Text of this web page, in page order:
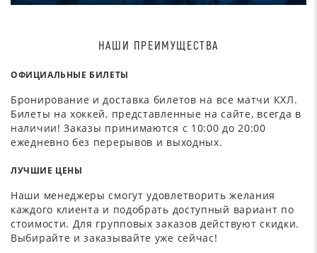
НАШИ ПРЕИМУЩЕСТВА
ОФИЦИАЛЬНЫЕ БИЛЕТЫ
Бронирование и доставка билетов на все матчи КХЛ.
Билеты на хоккей, представленные на сайте, всегда в
наличии! Заказы принимаются с 10:00 до 20:00
ежедневно без перерывов и выходных.
ЛУЧШИЕ ЦЕНЫ
Наши менеджеры смогут удовлетворить желания
каждого клиента и подобрать доступный вариант по
стоимости. Для групповых заказов действуют скидки.
Выбирайте и заказывайте уже сейчас!